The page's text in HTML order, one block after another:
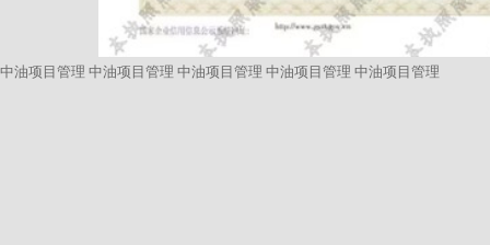
中油项目管理 中油项目管理 中油项目管理 中油项目管理 中油项目管理